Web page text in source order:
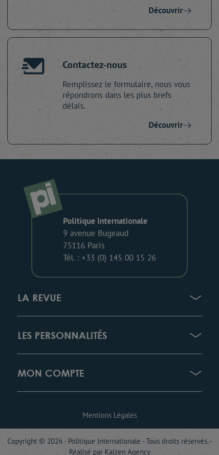
Découvrir
Contactez-nous
Remplissez le formulaire, nous vous
répondrons dans les plus brefs
délais.
Découvrir
Politique Internationale
9 avenue Bugeaud
75116 Paris
Tél. : +33 (0) 145 00 15 26
LA REVUE
LES PERSONNALITÉS
MON COMPTE
Mentions Légales
Copyright © 2026 - Politique Internationale - Tous droits réservés. -
Réalisé par Kaizen Agency